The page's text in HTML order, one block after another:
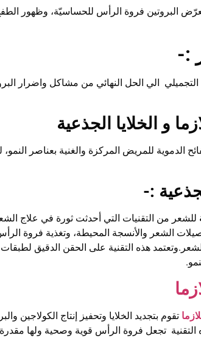
البروتين فروة الرأس للحساسيّة، وظهور الطفح
:-
الي الحل النهائي من مشاكل واضرار
و الخلايا الجذعية
الدموية للمريض المركزة والغنية بعناصر النمو،
:-
للشعر من التقنيات التي أحدثت ثورة في علاج
الشعر والأنسجة المحيطة، وتغذية فروة
هذه التقنية على الحقن الدقيق
تقوم بتجديد الخلايا وتحفيز إنتاج الكولاجين
التقنية تجعل فروة الرأس قوية وصحية ولها